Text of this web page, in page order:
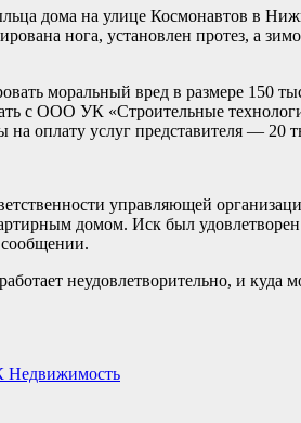
дома на улице Космонавтов в
нога, установлен протез, а
моральный вред в размере 150
с ООО УК «Строительные
на оплату услуг представителя — 20
управляющей
домом. Иск был
неудовлетворительно, и куда
Недвижимость